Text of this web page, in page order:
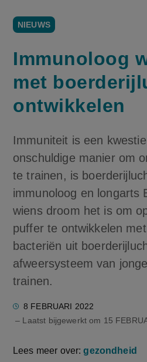
NIEUWS
Immunoloog
met
ontwikkelen
Immuniteit is een
onschuldige manier om
te trainen, is
immunoloog en longarts
wiens droom het is om
puffer te ontwikkelen
bacteriën uit
afweersysteem van
trainen.
8 FEBRUARI 2022
– Laatst bijgewerkt om 15
Lees meer over:gezondheid